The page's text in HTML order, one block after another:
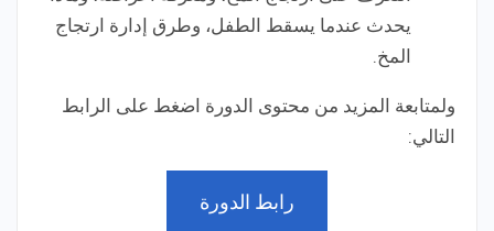
يحدث عندما يسقط الطفل، وطرق إدارة ارتجاج
المخ.
ولمتابعة المزيد من محتوى الدورة اضغط على الرابط
التالي:
رابط الدورة